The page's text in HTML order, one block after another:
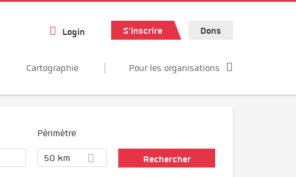
Login S'inscrire Dons
Cartographie Pour les organisations
Périmètre
50 km